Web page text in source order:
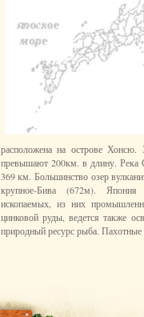
расположена на острове Хонсю.
превышают 200км. в длину. Река
369 км. Большинство озер
крупное-Бива (672м). Япония
ископаемых, из них
цинковой руды, ведется также
природный ресурс рыба. Пахотные